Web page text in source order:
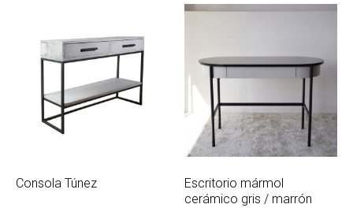
Consola Túnez
Escritorio mármol
cerámico gris / marrón